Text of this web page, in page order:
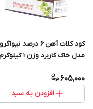
کود کلات آهن 6 درصد نیواگرو
مدل خاک کاربرد وزن 1 کیلوگرم
605,000
افزودن به سبد